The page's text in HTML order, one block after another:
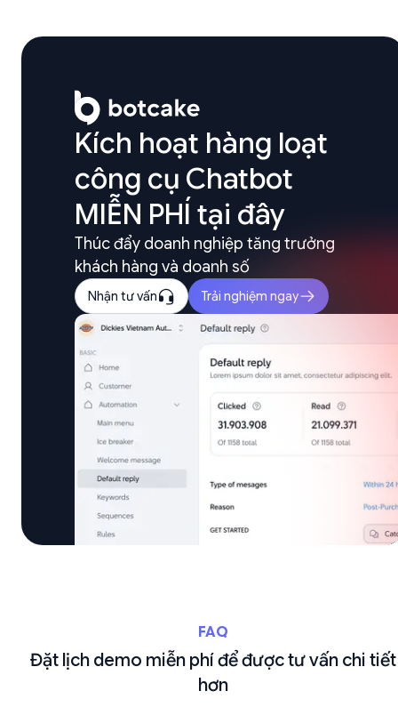
Kích hoạt hàng loạt
công cụ Chatbot
MIỄN PHÍ tại đây
Thúc đẩy doanh nghiệp tăng trưởng
khách hàng và doanh số
Nhận tư vấn Trải nghiệm ngay
FAQ
Đặt lịch demo miễn phí để được tư vấn chi tiết
hơn